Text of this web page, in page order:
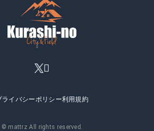
ライバシーポリシー利用規約
© mattrz All rights reserved.